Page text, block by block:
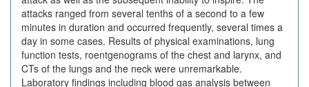
attacks ranged from several tenths of a second to a few
minutes in duration and occurred frequently, several times a
day in some cases. Results of physical examinations, lung
function tests, roentgenograms of the chest and larynx, and
CTs of the lungs and the neck were unremarkable.
Laboratory findings including blood gas analysis between